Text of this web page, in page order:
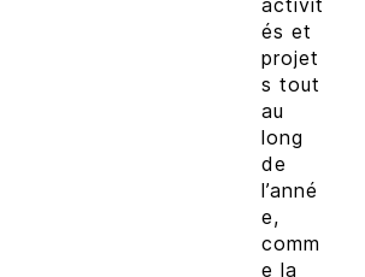
és et
projet
s tout
au
long
de
l’anné
e,
comm
e la